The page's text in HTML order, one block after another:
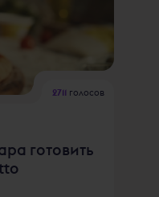
2711 голосов
готовить